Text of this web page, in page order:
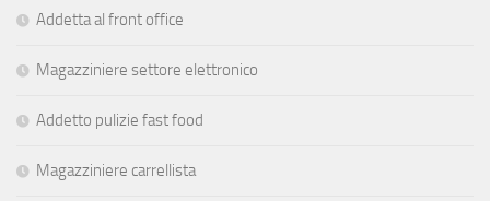
Addetta al front office
Magazziniere settore elettronico
Addetto pulizie fast food
Magazziniere carrellista